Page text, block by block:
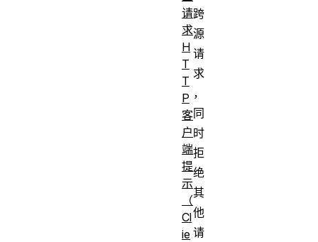
跨
源
请
求
，
同
时
拒
绝
其
他
请
请
求
H
T
T
P
客
户
端
提
示
（
Cl
ie